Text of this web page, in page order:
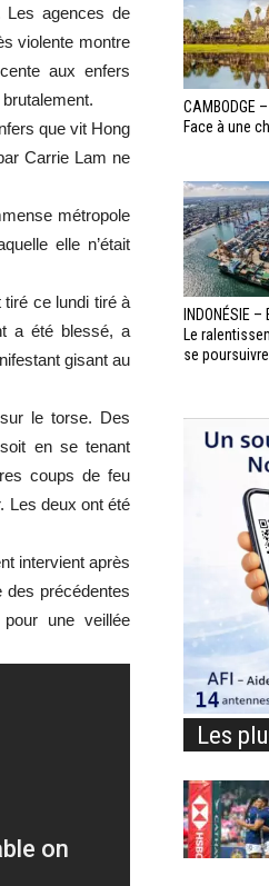
Les agences de
violente montre
aux enfers
que vit Hong
Carrie Lam ne
métropole
elle n’était
tiré ce lundi tiré à
a été blessé, a
gisant au
le torse. Des
en se tenant
coups de feu
Les deux ont été
intervient après
des précédentes
une veillée
CAMBODGE
Face à une
INDONÉSIE –
Le
se
Les